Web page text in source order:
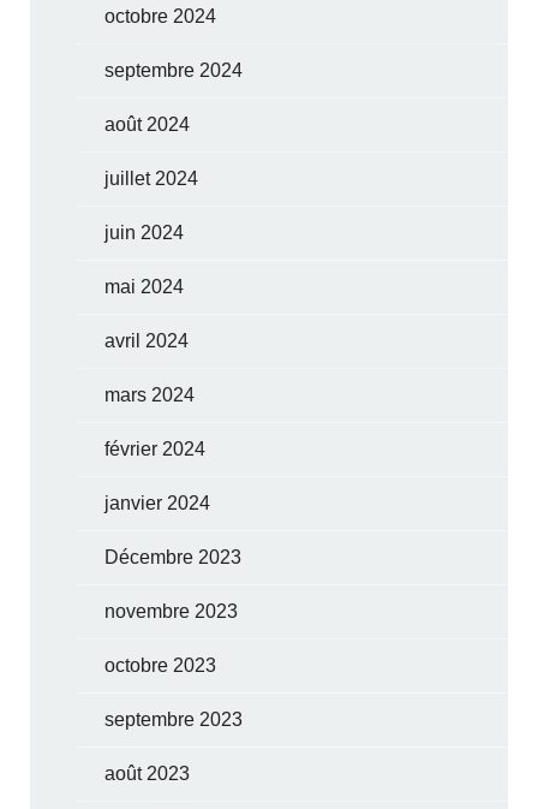
octobre 2024
septembre 2024
août 2024
juillet 2024
juin 2024
mai 2024
avril 2024
mars 2024
février 2024
janvier 2024
Décembre 2023
novembre 2023
octobre 2023
septembre 2023
août 2023